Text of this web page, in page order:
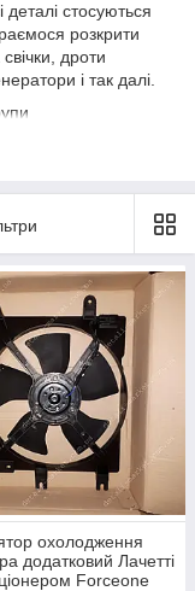
деталі стосуються
розкрити
дроти
і так далі.
(особливо це
охолодження
додатковий Лачетті
Forceone